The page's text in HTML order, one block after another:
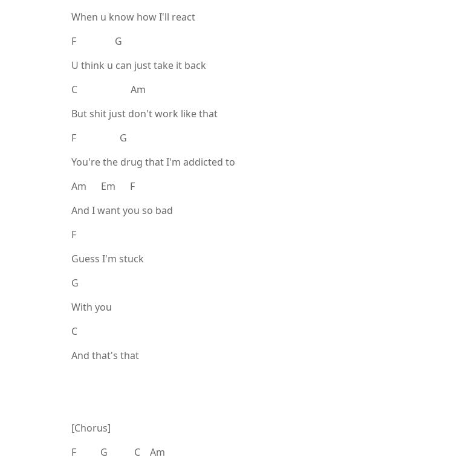
When u know how I'll react
F G
U think u can just take it back
C Am
But shit just don't work like that
F G
You're the drug that I'm addicted to
Am Em F
And I want you so bad
F
Guess I'm stuck
G
With you
C
And that's that
[Chorus]
F G C Am